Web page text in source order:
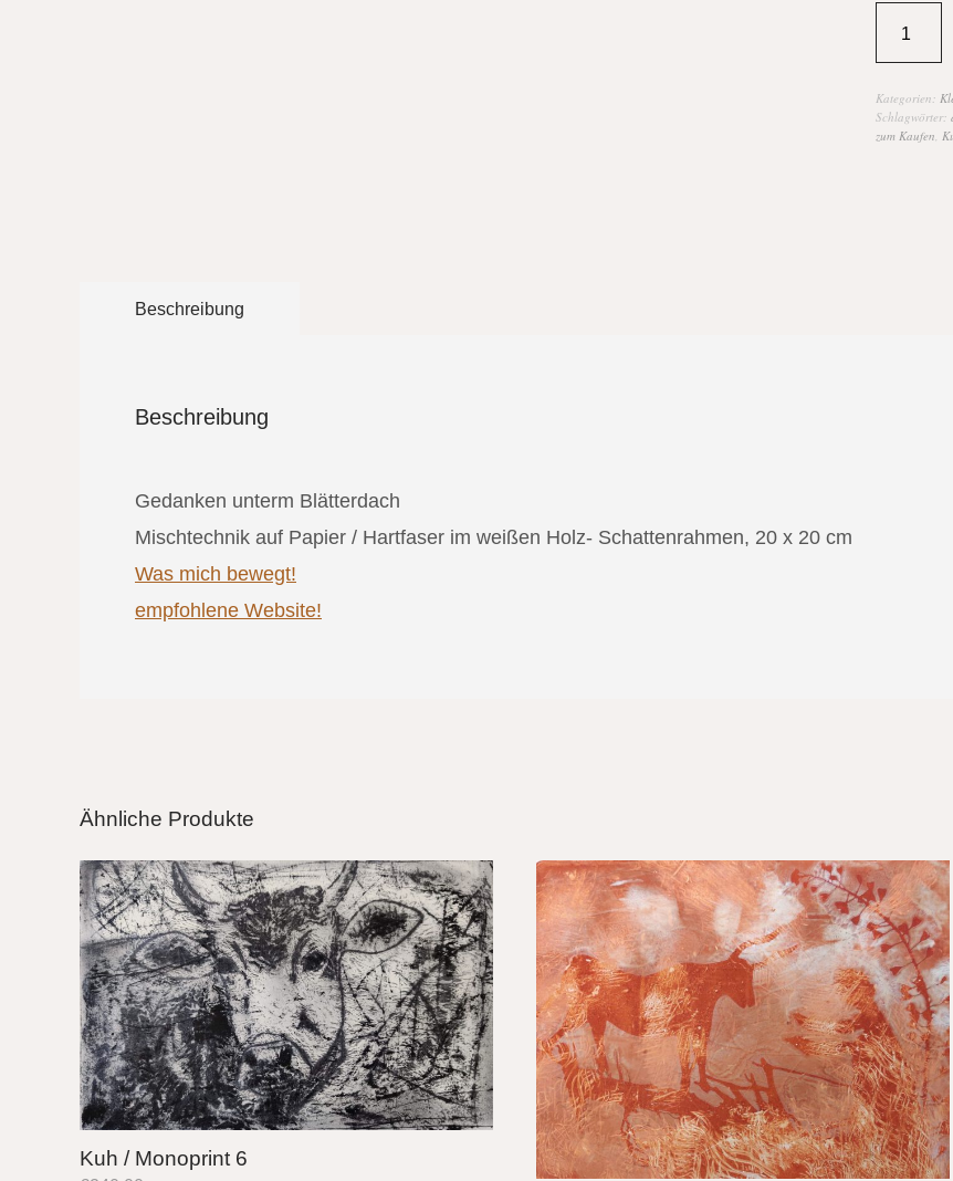
Kategorien:
Schlagwörter:
zum Kaufen,
Beschreibung
Beschreibung
Gedanken unterm Blätterdach
Mischtechnik auf Papier / Hartfaser im weißen Holz- Schattenrahmen, 20 x 20 cm
Was mich bewegt!
empfohlene Website!
Ähnliche Produkte
Kuh / Monoprint 6